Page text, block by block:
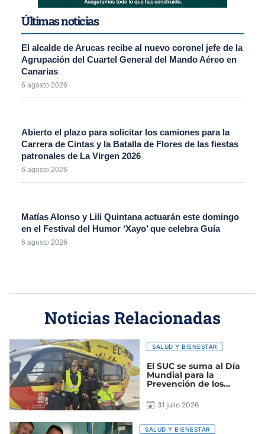
Últimas noticias
El alcalde de Arucas recibe al nuevo coronel jefe de la
Agrupación del Cuartel General del Mando Aéreo en
Canarias
6 agosto 2026
Abierto el plazo para solicitar los camiones para la
Carrera de Cintas y la Batalla de Flores de las fiestas
patronales de La Virgen 2026
6 agosto 2026
Matías Alonso y Lili Quintana actuarán este domingo
en el Festival del Humor ‘Xayo’ que celebra Guía
6 agosto 2026
Noticias Relacionadas
SALUD Y BIENESTAR
El SUC se suma al Día
Mundial para la
Prevención de los
enseña cómo actuar tras
un rescate
31 julio 2026
SALUD Y BIENESTAR